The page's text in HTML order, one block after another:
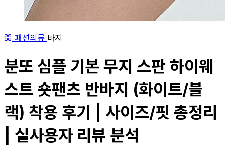
패션의류 바지
분또 심플 기본 무지 스판 하이웨
스트 숏팬츠 반바지 (화이트/블
랙) 착용 후기 | 사이즈/핏 총정리
| 실사용자 리뷰 분석